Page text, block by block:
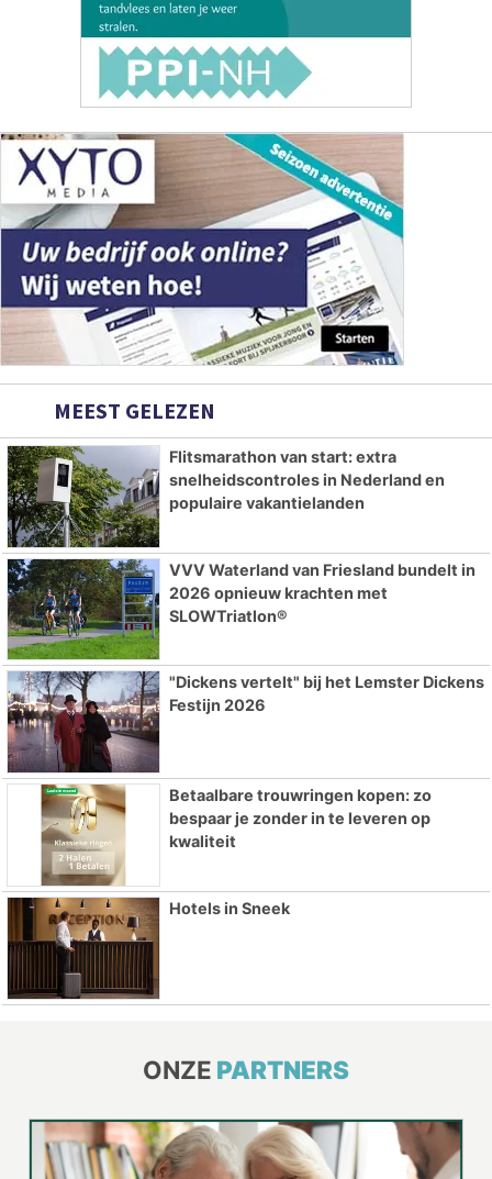
MEEST GELEZEN
Flitsmarathon van start: extra
snelheidscontroles in Nederland en
populaire vakantielanden
VVV Waterland van Friesland bundelt in
2026 opnieuw krachten met
SLOWTriatlon®
"Dickens vertelt" bij het Lemster Dickens
Festijn 2026
Betaalbare trouwringen kopen: zo
bespaar je zonder in te leveren op
kwaliteit
Hotels in Sneek
ONZE PARTNERS